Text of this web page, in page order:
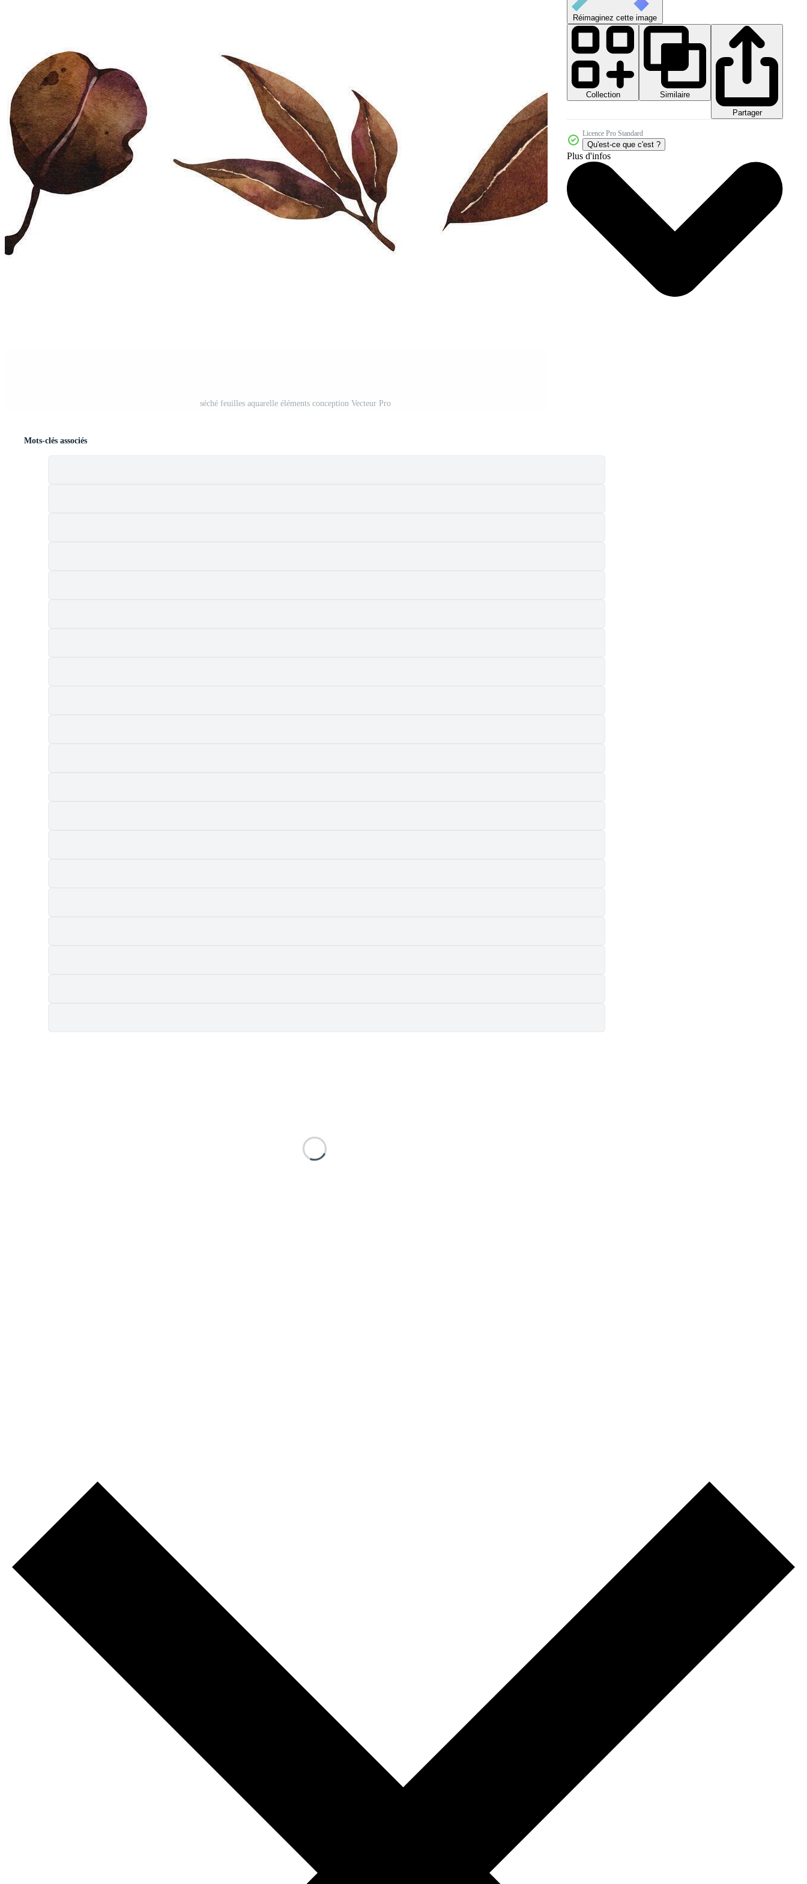
séché feuilles aquarelle éléments conception Vecteur Pro
Réimaginez cette image
Collection
Similaire
Partager
Licence Pro Standard
Qu'est-ce que c'est ?
Plus d'infos
Mots-clés associés